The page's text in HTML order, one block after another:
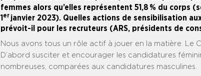
femmes alors qu’elles représentent 51,8 % du corps
1 er janvier 2023). Quelles actions de sensibilisation
prévoit-il pour les recruteurs (ARS, présidents de
Nous avons tous un rôle actif à jouer en la matière. Le
D’abord susciter et encourager les candidatures
nombreuses, comparées aux candidatures masculines.